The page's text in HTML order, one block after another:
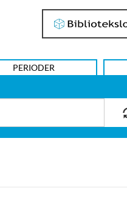
PERIODER